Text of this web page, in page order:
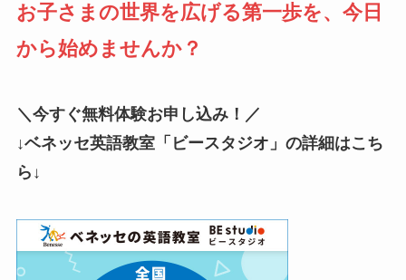
お子さまの世界を広げる第一歩を、今日
から始めませんか？
＼今すぐ無料体験お申し込み！／
↓ベネッセ英語教室「ビースタジオ」の詳細はこち
ら ↓